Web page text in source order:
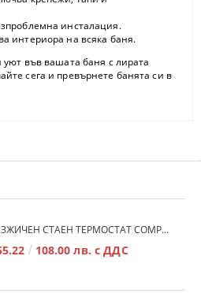
инсталация.
интериора на всяка баня.
във вашата баня с лирата
сега и превърнете банята си в
БЕЗЖИЧЕН СТАЕН ТЕРМОСТАТ COMPUTHERM Q7RF
108.00 лв. с ДДС